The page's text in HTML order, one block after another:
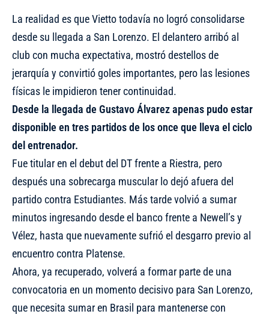
La realidad es que Vietto todavía no logró consolidarse
desde su llegada a San Lorenzo. El delantero arribó al
club con mucha expectativa, mostró destellos de
jerarquía y convirtió goles importantes, pero las lesiones
físicas le impidieron tener continuidad.
Desde la llegada de Gustavo Álvarez apenas pudo estar
disponible en tres partidos de los once que lleva el ciclo
del entrenador.
Fue titular en el debut del DT frente a Riestra, pero
después una sobrecarga muscular lo dejó afuera del
partido contra Estudiantes. Más tarde volvió a sumar
minutos ingresando desde el banco frente a Newell’s y
Vélez, hasta que nuevamente sufrió el desgarro previo al
encuentro contra Platense.
Ahora, ya recuperado, volverá a formar parte de una
convocatoria en un momento decisivo para San Lorenzo,
que necesita sumar en Brasil para mantenerse con